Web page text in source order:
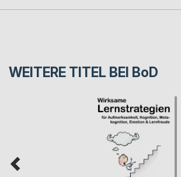
WEITERE TITEL BEI BoD